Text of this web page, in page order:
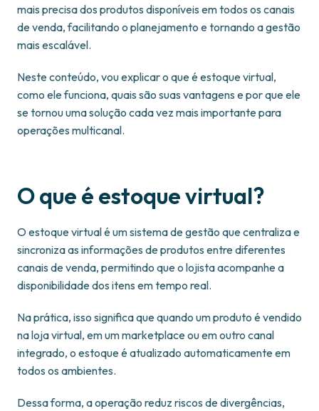
mais precisa dos produtos disponíveis em todos os canais
de venda, facilitando o planejamento e tornando a gestão
mais escalável.
Neste conteúdo, vou explicar o que é estoque virtual,
como ele funciona, quais são suas vantagens e por que ele
se tornou uma solução cada vez mais importante para
operações multicanal.
O que é estoque virtual?
O estoque virtual é um sistema de gestão que centraliza e
sincroniza as informações de produtos entre diferentes
canais de venda, permitindo que o lojista acompanhe a
disponibilidade dos itens em tempo real.
Na prática, isso significa que quando um produto é vendido
na loja virtual, em um marketplace ou em outro canal
integrado, o estoque é atualizado automaticamente em
todos os ambientes.
Dessa forma, a operação reduz riscos de divergências,